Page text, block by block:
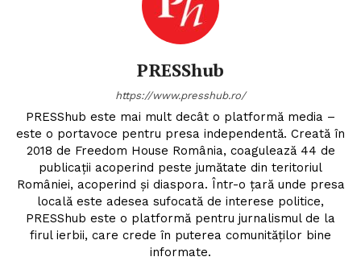
PRESShub
https://www.presshub.ro/
PRESShub este mai mult decât o platformă media –
este o portavoce pentru presa independentă. Creată în
2018 de Freedom House România, coagulează 44 de
publicații acoperind peste jumătate din teritoriul
României, acoperind și diaspora. Într-o țară unde presa
locală este adesea sufocată de interese politice,
PRESShub este o platformă pentru jurnalismul de la
firul ierbii, care crede în puterea comunităților bine
informate.